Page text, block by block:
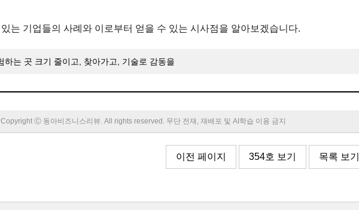
는 기업들의 사례와 이로부터 얻을 수 있는 시사점을 알아보겠습니다.
하는 곳 크기 줄이고, 찾아가고, 기술로 감동을
Copyright Ⓒ 동아비즈니스리뷰. All rights reserved. 무단 전재, 재배포 및 AI학습 이용 금지
이전 페이지 354호 보기 목록 보기